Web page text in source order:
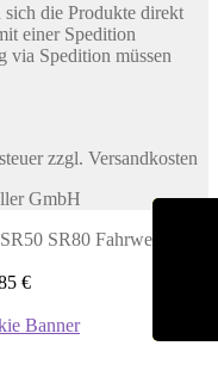
die Produkte direkt
einer Spedition
via Spedition müssen
zzgl. Versandkosten
GmbH
€
Banner